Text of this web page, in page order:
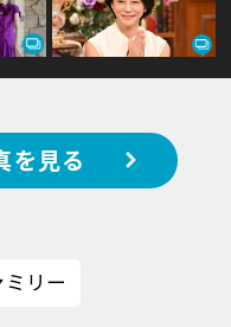
を見る
リー